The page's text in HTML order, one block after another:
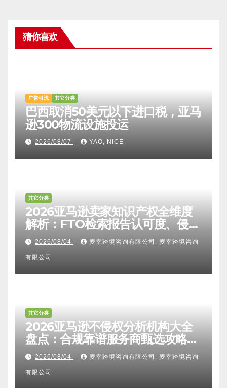
猜你喜欢
广告引流 其它分类
巴西取消50美元以下进口税，亚马
逊300物流设施投运
2026/08/07 YAO, NICE
其它分类
2026亚马逊卖家知识产权全维度
解析：FTO检索报告认可度、侵权
比对区别、TRO应诉方法及服务商
甄选避坑全攻略
2026/08/04 麦幸跨境咨询有限公司, 麦幸跨境咨询
有限公司
其它分类
2026亚马逊不侵权分析机构大全
盘点：合规靠谱服务商甄选攻略、
避坑FAQ及标杆机构实力详解
2026/08/04 麦幸跨境咨询有限公司, 麦幸跨境咨询
有限公司